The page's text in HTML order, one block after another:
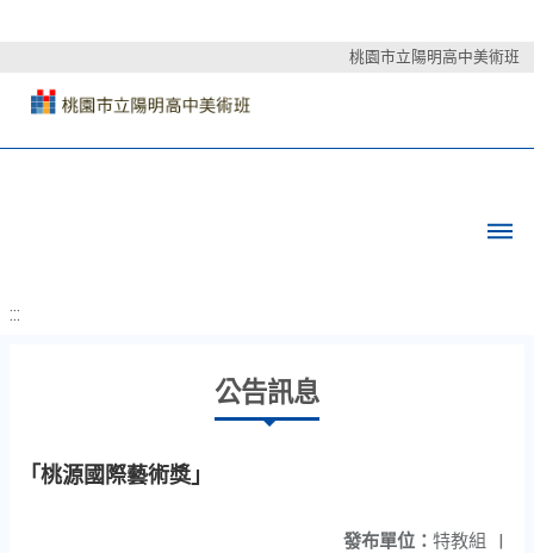
桃園市立陽明高中美術班
:::
公告訊息
「桃源國際藝術獎」
發布單位： 特教組 |